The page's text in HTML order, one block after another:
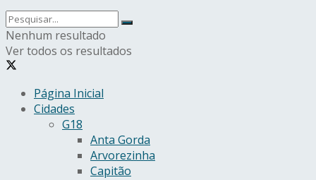
Nenhum resultado
Ver todos os resultados
Página Inicial
Cidades
G18
Anta Gorda
Arvorezinha
Capitão